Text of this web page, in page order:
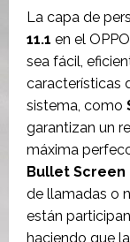
La capa de
11.1 en el
sea fácil,
características
sistema, como
garantizan un
máxima
Bullet Screen
de llamadas o
están
haciendo que